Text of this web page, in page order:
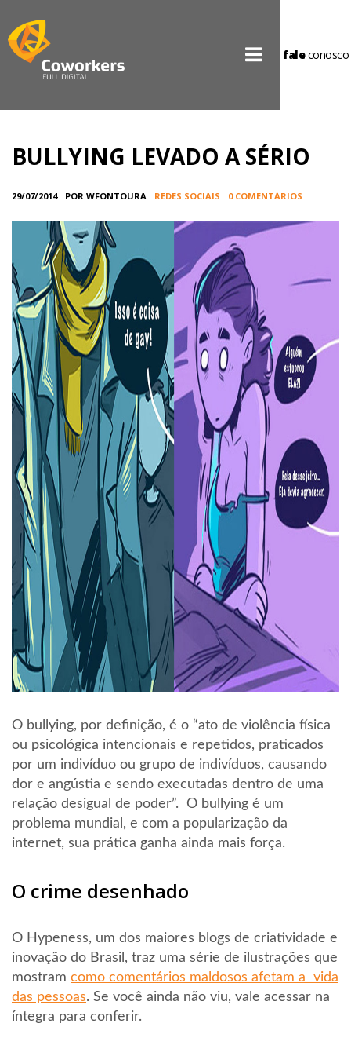
faleconosco
BULLYING LEVADO A SÉRIO
29/07/2014 POR WFONTOURA REDES SOCIAIS 0 COMENTÁRIOS
O bullying, por definição, é o “ato de violência física
ou psicológica intencionais e repetidos, praticados
por um indivíduo ou grupo de indivíduos, causando
dor e angústia e sendo executadas dentro de uma
relação desigual de poder”. O bullying é um
problema mundial, e com a popularização da
internet, sua prática ganha ainda mais força.
O crime desenhado
O Hypeness, um dos maiores blogs de criatividade e
inovação do Brasil, traz uma série de ilustrações que
mostram como comentários maldosos afetam a vida
das pessoas. Se você ainda não viu, vale acessar na
íntegra para conferir.